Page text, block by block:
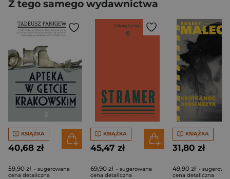
Z tego samego wydawnictwa
KSIĄŻKA
40,68 zł
59,90 zł - sugerowana
cena detaliczna
KSIĄŻKA
45,47 zł
69,90 zł - sugerowana
cena detaliczna
KSIĄŻKA
31,80 zł
49,90 zł -
cena detaliczna